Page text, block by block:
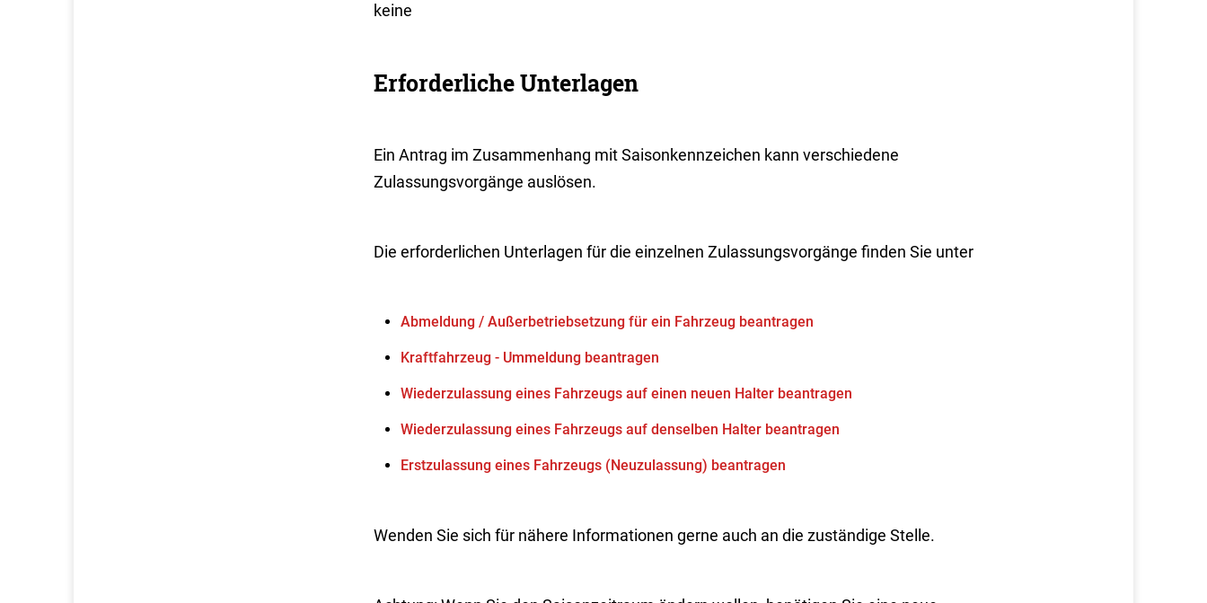
keine
Erforderliche Unterlagen
Ein Antrag im Zusammenhang mit Saisonkennzeichen kann verschiedene
Zulassungsvorgänge auslösen.
Die erforderlichen Unterlagen für die einzelnen Zulassungsvorgänge finden Sie unter
Abmeldung / Außerbetriebsetzung für ein Fahrzeug beantragen
Kraftfahrzeug - Ummeldung beantragen
Wiederzulassung eines Fahrzeugs auf einen neuen Halter beantragen
Wiederzulassung eines Fahrzeugs auf denselben Halter beantragen
Erstzulassung eines Fahrzeugs (Neuzulassung) beantragen
Wenden Sie sich für nähere Informationen gerne auch an die zuständige Stelle.